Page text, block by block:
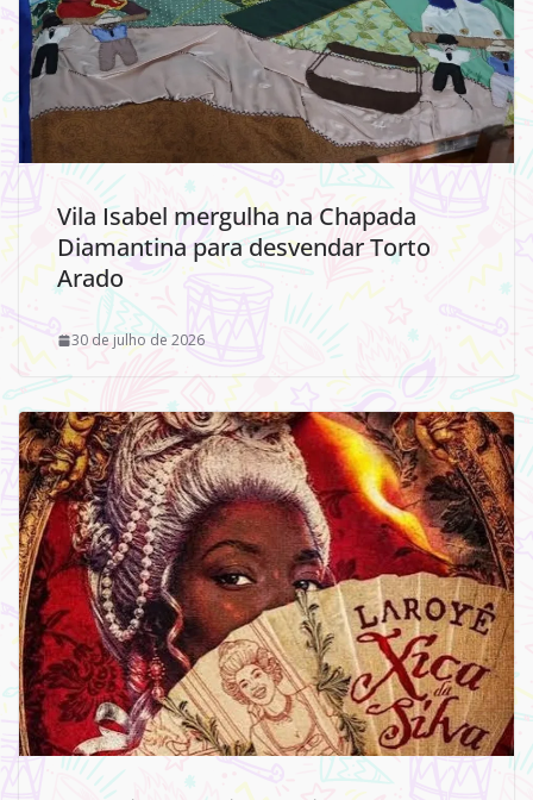
Vila Isabel mergulha na Chapada
Diamantina para desvendar Torto
Arado
30 de julho de 2026